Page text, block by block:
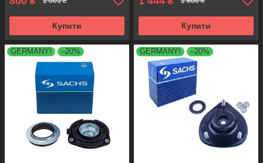
Купити Купити
GERMANY! –20% GERMANY! –20%